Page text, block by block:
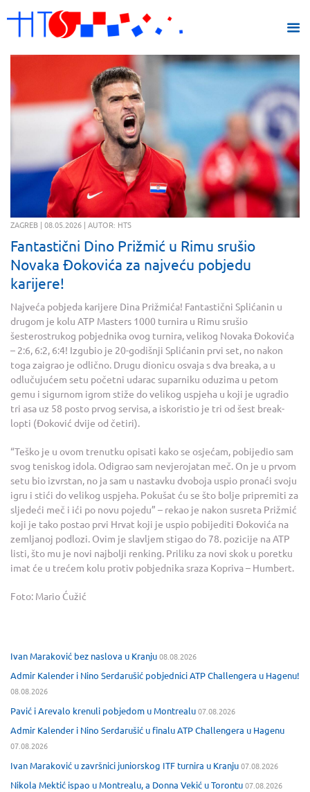
ZAGREB | 08.05.2026 | AUTOR: HTS
Fantastični Dino Prižmić u Rimu srušio
Novaka Đokovića za najveću pobjedu
karijere!
Najveća pobjeda karijere Dina Prižmića! Fantastični Splićanin u
drugom je kolu ATP Masters 1000 turnira u Rimu srušio
šesterostrukog pobjednika ovog turnira, velikog Novaka Đokovića
– 2:6, 6:2, 6:4! Izgubio je 20-godišnji Splićanin prvi set, no nakon
toga zaigrao je odlično. Drugu dionicu osvaja s dva breaka, a u
odlučujućem setu početni udarac suparniku oduzima u petom
gemu i sigurnom igrom stiže do velikog uspjeha u koji je ugradio
tri asa uz 58 posto prvog servisa, a iskoristio je tri od šest break-
lopti (Đoković dvije od četiri).
“Teško je u ovom trenutku opisati kako se osjećam, pobijedio sam
svog teniskog idola. Odigrao sam nevjerojatan meč. On je u prvom
setu bio izvrstan, no ja sam u nastavku dvoboja uspio pronaći svoju
igru i stići do velikog uspjeha. Pokušat ću se što bolje pripremiti za
sljedeći meč i ići po novu pojedu” – rekao je nakon susreta Prižmić
koji je tako postao prvi Hrvat koji je uspio pobijediti Đokovića na
zemljanoj podlozi. Ovim je slavljem stigao do 78. pozicije na ATP
listi, što mu je novi najbolji renking. Priliku za novi skok u poretku
imat će u trećem kolu protiv pobjednika sraza Kopriva – Humbert.
Foto: Mario Ćužić
Ivan Maraković bez naslova u Kranju08.08.2026
Admir Kalender i Nino Serdarušić pobjednici ATP Challengera u Hagenu!
08.08.2026
Pavić i Arevalo krenuli pobjedom u Montrealu07.08.2026
Admir Kalender i Nino Serdarušić u finalu ATP Challengera u Hagenu
07.08.2026
Ivan Maraković u završnici juniorskog ITF turnira u Kranju07.08.2026
Nikola Mektić ispao u Montrealu, a Donna Vekić u Torontu07.08.2026